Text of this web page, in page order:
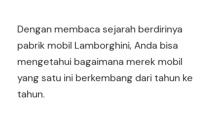
Dengan membaca sejarah berdirinya
pabrik mobil Lamborghini, Anda bisa
mengetahui bagaimana merek mobil
yang satu ini berkembang dari tahun ke
tahun.